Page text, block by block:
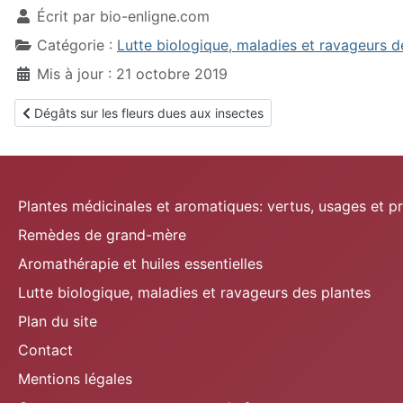
Écrit par bio-enligne.com
Catégorie : Lutte biologique, maladies et ravageurs
Mis à jour : 21 octobre 2019
Article précédent : Dégâts sur les fleurs dues aux insectes
Dégâts sur les fleurs dues aux insectes
Plantes médicinales et aromatiques: vertus, usages et
Remèdes de grand-mère
Aromathérapie et huiles essentielles
Lutte biologique, maladies et ravageurs des plantes
Plan du site
Contact
Mentions légales